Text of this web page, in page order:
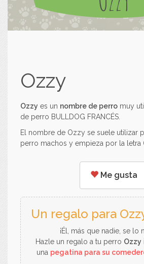
Ozzy
Ozzy es un nombre de perro muy
de perro BULLDOG FRANCÉS.
El nombre de Ozzy se suele utilizar
perro machos y empieza por la letra
Me gusta
Un regalo para
¡Él, más que nadie, se lo
Hazle un regalo a tu perro Ozzy
una pegatina para su